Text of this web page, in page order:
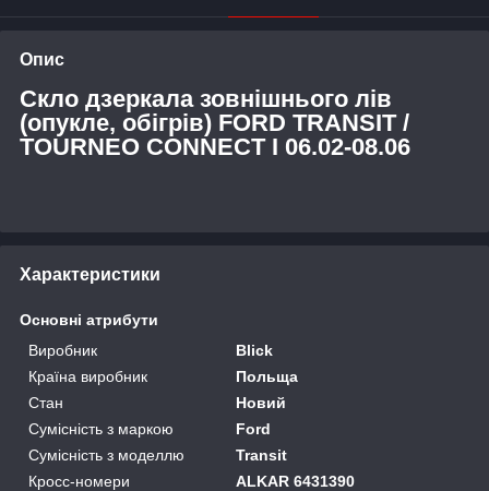
Опис
Скло дзеркала зовнішнього лів
(опукле, обігрів) FORD TRANSIT /
TOURNEO CONNECT I 06.02-08.06
Характеристики
Основні атрибути
Виробник
Blick
Країна виробник
Польща
Стан
Новий
Сумісність з маркою
Ford
Сумісність з моделлю
Transit
Кросс-номери
ALKAR 6431390